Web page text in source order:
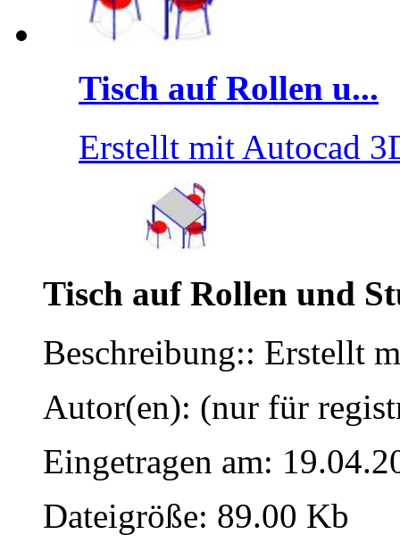
Tisch auf Rollen u...
Erstellt mit Autocad
Tisch auf Rollen und
Beschreibung:: Erstellt
Autor(en): (nur für
Eingetragen am:
Dateigröße: 89.00 Kb